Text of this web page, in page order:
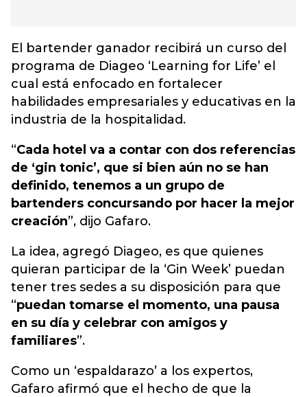
El bartender ganador recibirá un curso del
programa de Diageo ‘Learning for Life’ el
cual está enfocado en fortalecer
habilidades empresariales y educativas en la
industria de la hospitalidad.
“Cada hotel va a contar con dos referencias
de ‘gin tonic’, que si bien aún no se han
definido, tenemos a un grupo de
bartenders concursando por hacer la mejor
creación”, dijo Gafaro.
La idea, agregó Diageo, es que quienes
quieran participar de la ‘Gin Week’ puedan
tener tres sedes a su disposición para que
“puedan tomarse el momento, una pausa
en su día y celebrar con amigos y
familiares”.
Como un ‘espaldarazo’ a los expertos,
Gafaro afirmó que el hecho de que la